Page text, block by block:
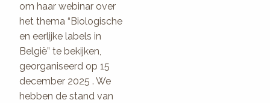
om haar webinar over
het thema “Biologische
en eerlijke labels in
België” te bekijken,
georganiseerd op 15
december 2025 . We
hebben de stand van